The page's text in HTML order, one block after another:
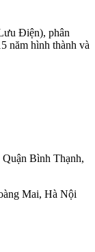
Điện), phân
năm hình thành và
Bình Thạnh,
Mai, Hà Nội